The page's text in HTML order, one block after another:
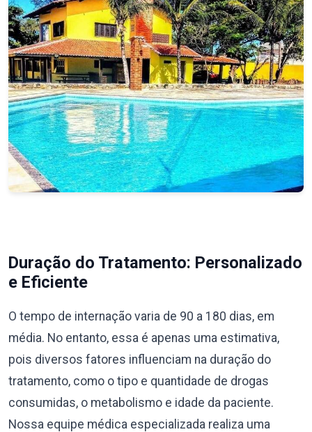
Duração do Tratamento: Personalizado
e Eficiente
O tempo de internação varia de 90 a 180 dias, em
média. No entanto, essa é apenas uma estimativa,
pois diversos fatores influenciam na duração do
tratamento, como o tipo e quantidade de drogas
consumidas, o metabolismo e idade da paciente.
Nossa equipe médica especializada realiza uma